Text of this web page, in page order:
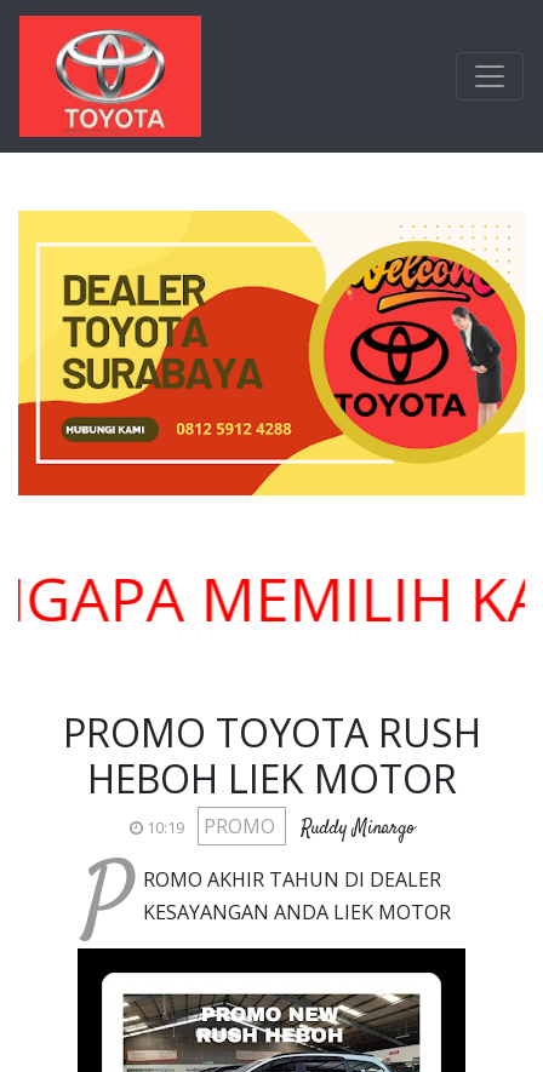
Langsung ke konten utama
MEMILIH KAMI
PROMO TOYOTA RUSH
HEBOH LIEK MOTOR
10:19 PROMO Ruddy Minargo
P ROMO AKHIR TAHUN DI DEALER
KESAYANGAN ANDA LIEK MOTOR